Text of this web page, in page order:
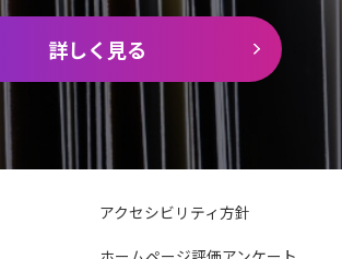
詳しく見る
アクセシビリティ方針